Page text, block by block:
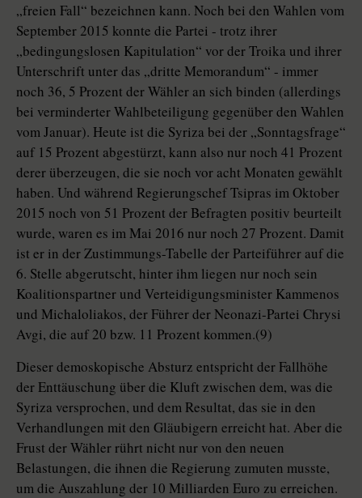
„freien Fall“ bezeichnen kann. Noch bei den Wahlen vom
September 2015 konnte die Partei - trotz ihrer
„bedingungslosen Kapitulation“ vor der Troika und ihrer
Unterschrift unter das „dritte Memorandum“ - immer
noch 36, 5 Prozent der Wähler an sich binden (allerdings
bei verminderter Wahlbeteiligung gegenüber den Wahlen
vom Januar). Heute ist die Syriza bei der „Sonntagsfrage“
auf 15 Prozent abgestürzt, kann also nur noch 41 Prozent
derer überzeugen, die sie noch vor acht Monaten gewählt
haben. Und während Regierungschef Tsipras im Oktober
2015 noch von 51 Prozent der Befragten positiv beurteilt
wurde, waren es im Mai 2016 nur noch 27 Prozent. Damit
ist er in der Zustimmungs-Tabelle der Parteiführer auf die
6. Stelle abgerutscht, hinter ihm liegen nur noch sein
Koalitionspartner und Verteidigungsminister Kammenos
und Michaloliakos, der Führer der Neonazi-Partei Chrysi
Avgi, die auf 20 bzw. 11 Prozent kommen.(9)
Dieser demoskopische Absturz entspricht der Fallhöhe
der Enttäuschung über die Kluft zwischen dem, was die
Syriza versprochen, und dem Resultat, das sie in den
Verhandlungen mit den Gläubigern erreicht hat. Aber die
Frust der Wähler rührt nicht nur von den neuen
Belastungen, die ihnen die Regierung zumuten musste,
um die Auszahlung der 10 Milliarden Euro zu erreichen.